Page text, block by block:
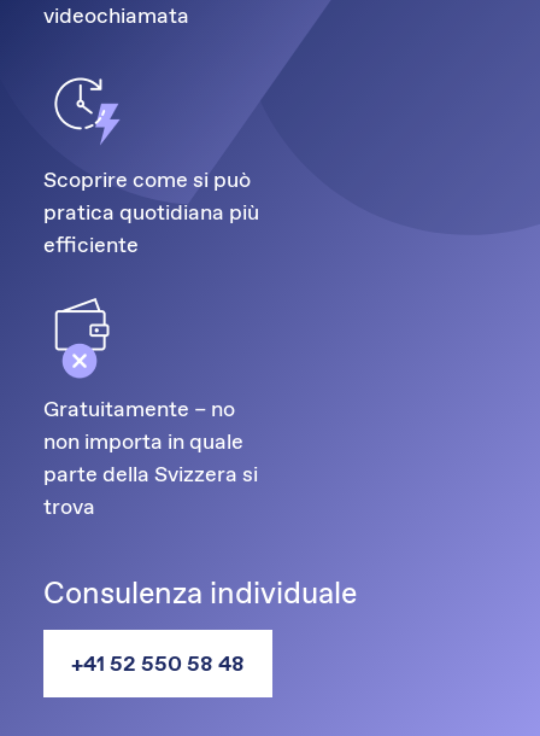
videochiamata
Scoprire come si può
pratica quotidiana più
efficiente
Gratuitamente – no
non importa in quale
parte della Svizzera si
trova
Consulenza individuale
+41 52 550 58 48